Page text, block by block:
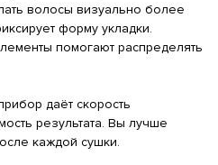
волосы визуально более
форму укладки.
помогают распределять
даёт скорость
результата. Вы лучше
каждой сушки.